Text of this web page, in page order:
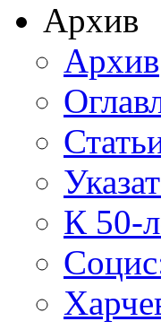
Архив
Архив
К 50-